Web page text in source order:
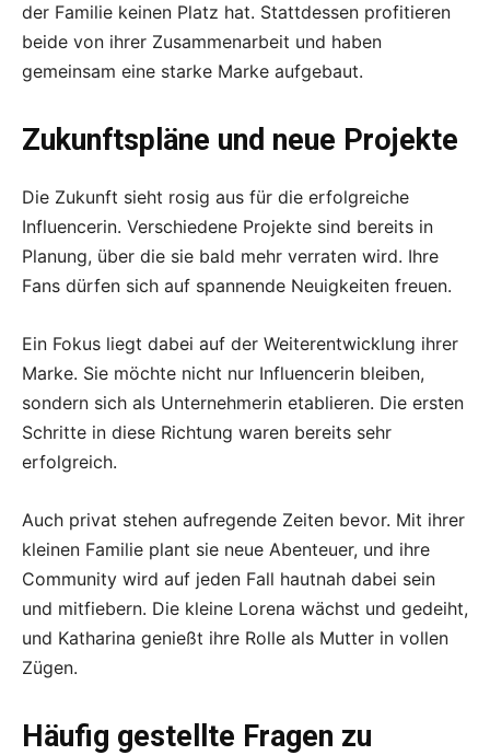
der Familie keinen Platz hat. Stattdessen profitieren
beide von ihrer Zusammenarbeit und haben
gemeinsam eine starke Marke aufgebaut.
Zukunftspläne und neue Projekte
Die Zukunft sieht rosig aus für die erfolgreiche
Influencerin. Verschiedene Projekte sind bereits in
Planung, über die sie bald mehr verraten wird. Ihre
Fans dürfen sich auf spannende Neuigkeiten freuen.
Ein Fokus liegt dabei auf der Weiterentwicklung ihrer
Marke. Sie möchte nicht nur Influencerin bleiben,
sondern sich als Unternehmerin etablieren. Die ersten
Schritte in diese Richtung waren bereits sehr
erfolgreich.
Auch privat stehen aufregende Zeiten bevor. Mit ihrer
kleinen Familie plant sie neue Abenteuer, und ihre
Community wird auf jeden Fall hautnah dabei sein
und mitfiebern. Die kleine Lorena wächst und gedeiht,
und Katharina genießt ihre Rolle als Mutter in vollen
Zügen.
Häufig gestellte Fragen zu